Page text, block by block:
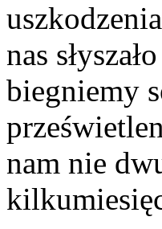
nas
biegniemy
nam nie